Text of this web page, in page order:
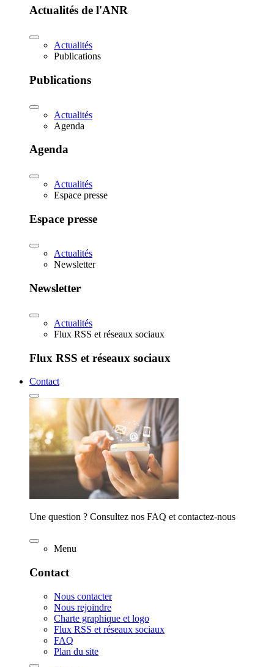
Actualités de l'ANR
Actualités
Publications
Publications
Actualités
Agenda
Agenda
Actualités
Espace presse
Espace presse
Actualités
Newsletter
Newsletter
Actualités
Flux RSS et réseaux sociaux
Flux RSS et réseaux sociaux
Contact
Une question ? Consultez nos FAQ et contactez-nous
Menu
Contact
Nous contacter
Nous rejoindre
Charte graphique et logo
Flux RSS et réseaux sociaux
FAQ
Plan du site